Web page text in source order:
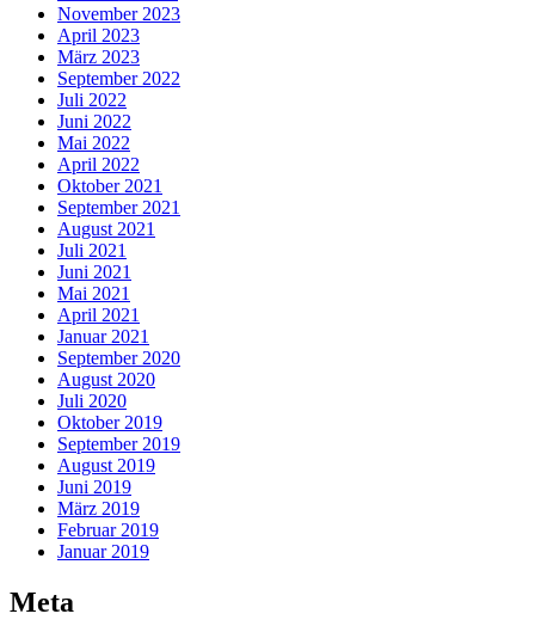
November 2023
April 2023
März 2023
September 2022
Juli 2022
Juni 2022
Mai 2022
April 2022
Oktober 2021
September 2021
August 2021
Juli 2021
Juni 2021
Mai 2021
April 2021
Januar 2021
September 2020
August 2020
Juli 2020
Oktober 2019
September 2019
August 2019
Juni 2019
März 2019
Februar 2019
Januar 2019
Meta